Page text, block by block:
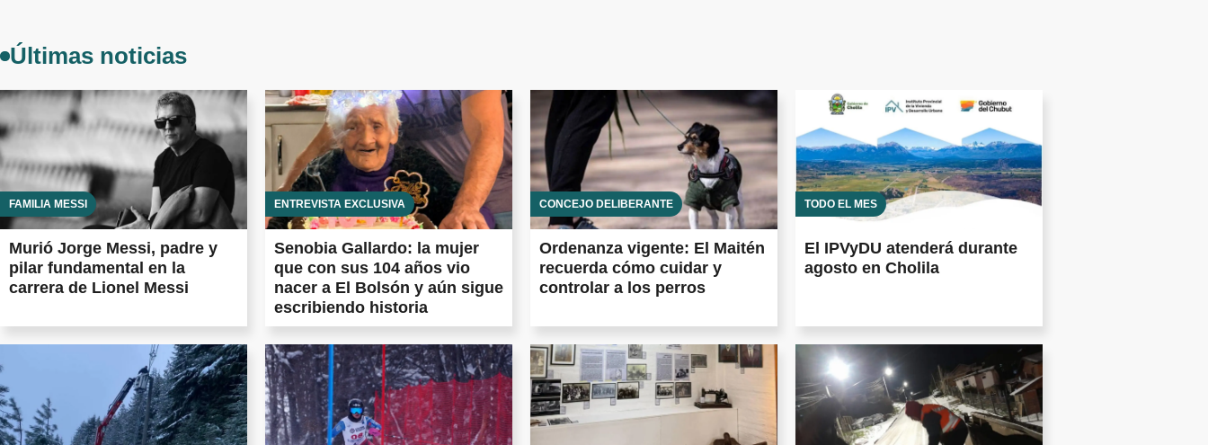
Últimas noticias
FAMILIA MESSI
Murió Jorge Messi, padre y
pilar fundamental en la
carrera de Lionel Messi
ENTREVISTA EXCLUSIVA
Senobia Gallardo: la mujer
que con sus 104 años vio
nacer a El Bolsón y aún sigue
escribiendo historia
CONCEJO DELIBERANTE
Ordenanza vigente: El Maitén
recuerda cómo cuidar y
controlar a los perros
TODO EL MES
El IPVyDU atenderá durante
agosto en Cholila